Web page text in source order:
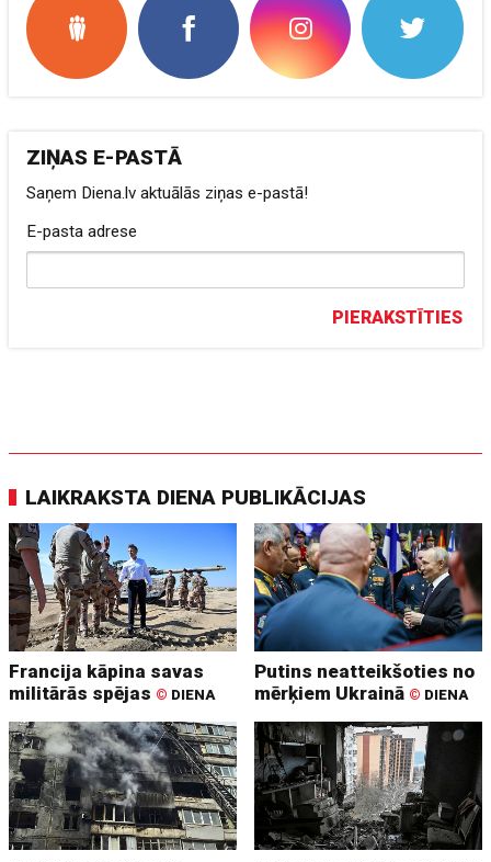
ZIŅAS E-PASTĀ
Saņem Diena.lv aktuālās ziņas e-pastā!
E-pasta adrese
PIERAKSTĪTIES
LAIKRAKSTA DIENA PUBLIKĀCIJAS
Francija kāpina savas
militārās spējas © DIENA
Putins neatteikšoties no
mērķiem Ukrainā © DIENA